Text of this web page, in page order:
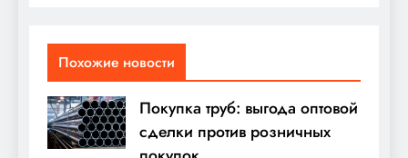
Похожие новости
Покупка труб: выгода оптовой
сделки против розничных